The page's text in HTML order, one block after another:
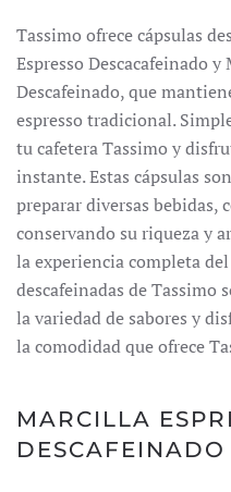
Tassimo ofrece cápsulas
Espresso Descacafeinado y
Descafeinado, que
espresso tradicional.
tu cafetera Tassimo y
instante.Estas cápsulas
preparar diversas bebidas,
conservando su riqueza y
la experiencia completa
descafeinadas de Tassimo
la variedad de sabores y
la comodidad que ofrece
MARCILLA
DESCAFEINADO